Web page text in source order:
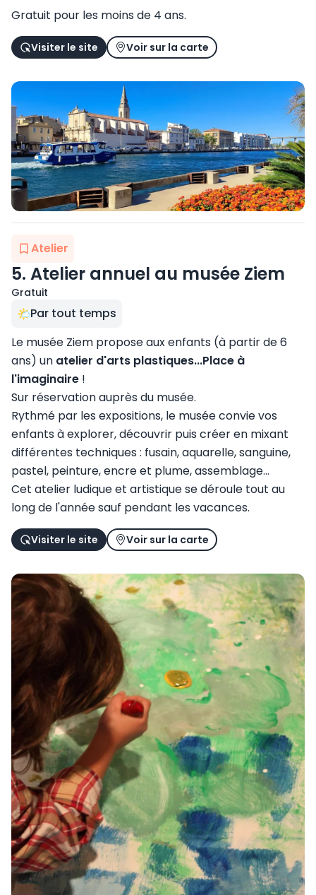
Gratuit pour les moins de 4 ans.
Visiter le site Voir sur la carte
Atelier
5. Atelier annuel au musée Ziem
Gratuit
Par tout temps
Le musée Ziem propose aux enfants (à partir de 6
ans) un atelier d'arts plastiques...Place à
l'imaginaire !
Sur réservation auprès du musée.
Rythmé par les expositions, le musée convie vos
enfants à explorer, découvrir puis créer en mixant
différentes techniques : fusain, aquarelle, sanguine,
pastel, peinture, encre et plume, assemblage...
Cet atelier ludique et artistique se déroule tout au
long de l'année sauf pendant les vacances.
Visiter le site Voir sur la carte